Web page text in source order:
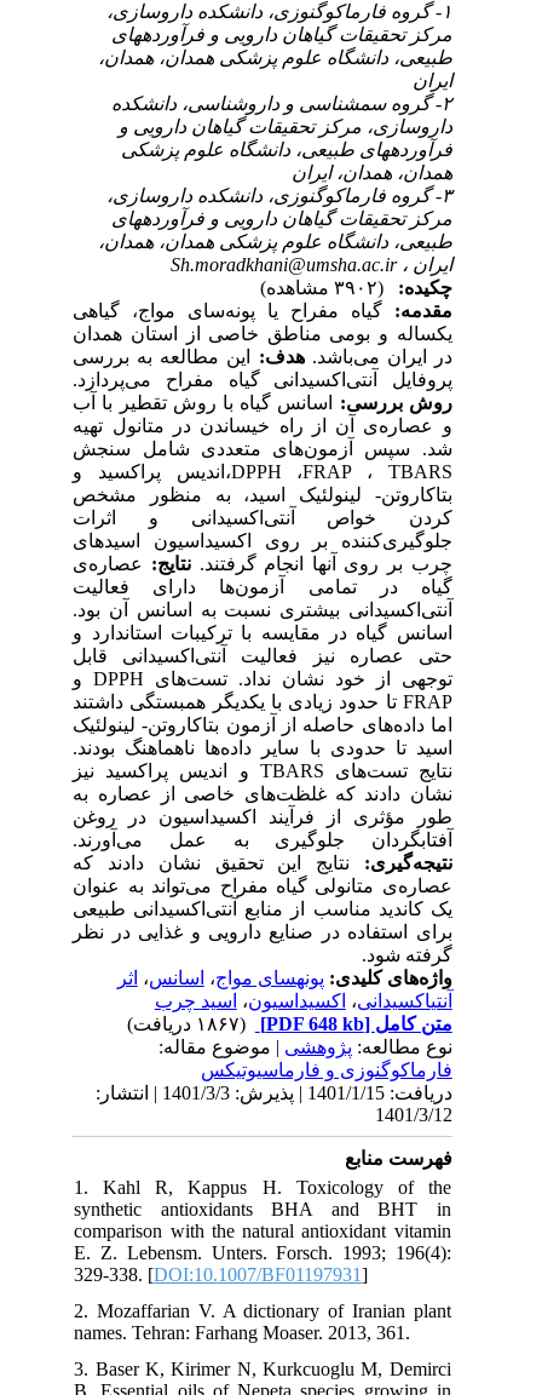
۱- گروه فارماکوگنوزی، دانشکده داروسازی،
مرکز تحقیقات گیاهان دارویی و فرآورده‎های
طبیعی، دانشگاه علوم پزشکی همدان، همدان،
ایران
۲- گروه سم‎شناسی و داروشناسی، دانشکده
داروسازی، مرکز تحقیقات گیاهان دارویی و
فرآورده‎های طبیعی، دانشگاه علوم پزشکی
همدان، همدان، ایران
۳- گروه فارماکوگنوزی، دانشکده داروسازی،
مرکز تحقیقات گیاهان دارویی و فرآورده‎های
طبیعی، دانشگاه علوم پزشکی همدان، همدان،
ایران ،Sh.moradkhani@umsha.ac.ir
چکیده:
(۳۹۰۲ مشاهده)
مقدمه:گیاه مفراح یا پونه‌سای مواج، گیاهی
یکساله و بومی مناطق خاصی از استان همدان
در ایران می‌باشد.هدف:این مطالعه به بررسی
پروفایل آنتی‌اکسیدانی گیاه مفراح می‌پردازد.
روش بررسی:اسانس گیاه با روش تقطیر با آب
و عصاره‌ی آن از راه خیساندن در متانول تهیه
شد. سپس آزمون‌های متعددی شامل سنجش
DPPH ،FRAP ، TBARS،اندیس پراکسید و
بتاکاروتن- لینولئیک اسید، به منظور مشخص
کردن خواص آنتی‌اکسیدانی و اثرات
جلوگیری‌کننده بر روی اکسیداسیون اسیدهای
چرب بر روی آنها انجام گرفتند.نتایج:عصاره‌ی
گیاه در تمامی آزمون‌ها دارای فعالیت
آنتی‌اکسیدانی بیشتری نسبت به اسانس آن بود.
اسانس گیاه در مقایسه با ترکیبات استاندارد و
حتی عصاره نیز فعالیت آنتی‌اکسیدانی قابل
توجهی از خود نشان نداد. تست‌های DPPH و
FRAP تا حدود زیادی با یکدیگر همبستگی داشتند
اما داده‌های حاصله از آزمون بتاکاروتن- لینولئیک
اسید تا حدودی با سایر داده‌ها ناهماهنگ بودند.
نتایج تست‌های TBARS و اندیس پراکسید نیز
نشان دادند که غلظت‌های خاصی از عصاره به
طور مؤثری از فرآیند اکسیداسیون در روغن
آفتابگردان جلوگیری به عمل می‌آورند.
نتیجه‌گیری:نتایج این تحقیق نشان دادند که
عصاره‌ی متانولی گیاه مفراح می‌تواند به عنوان
یک کاندید مناسب از منابع آنتی‌اکسیدانی طبیعی
برای استفاده در صنایع دارویی و غذایی در نظر
گرفته شود.
واژه‌های کلیدی:پونه‎سای مواج ، اسانس،اثر
،اکسیداسیون،اسید چرب
متن کامل[PDF 648 kb]
(۱۸۶۷ دریافت)
نوع مطالعه:پژوهشی| موضوع مقاله:
فارماكوگنوزی و فارماسيوتيكس
دریافت: 1401/1/15 | پذیرش: 1401/3/3 | انتشار:
1401/3/12
فهرست منابع
1. Kahl R, Kappus H. Toxicology of the
synthetic antioxidants BHA and BHT in
comparison with the natural antioxidant vitamin
E. Z. Lebensm. Unters. Forsch. 1993; 196(4):
329-338. [DOI:10.1007/BF01197931
2. Mozaffarian V. A dictionary of Iranian plant
names. Tehran: Farhang Moaser. 2013, 361.
3. Baser K, Kirimer N, Kurkcuoglu M, Demirci